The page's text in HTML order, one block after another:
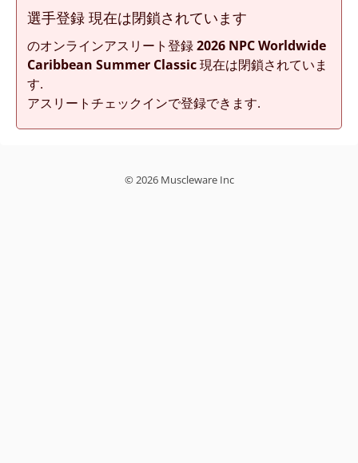
選手登録 現在は閉鎖されています
のオンラインアスリート登録2026 NPC Worldwide
Caribbean Summer Classic現在は閉鎖されていま
す.
アスリートチェックインで登録できます.
© 2026 Muscleware Inc